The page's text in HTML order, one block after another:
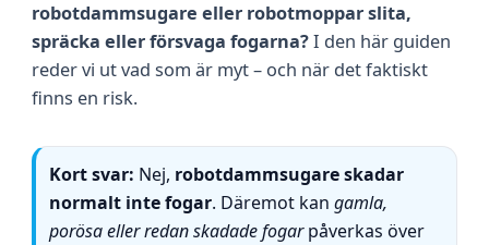
robotdammsugare eller robotmoppar slita,
spräcka eller försvaga fogarna?I den här guiden
reder vi ut vad som är myt – och när det faktiskt
finns en risk.
Kort svar: Nej, robotdammsugare skadar
normalt inte fogar. Däremot kan gamla,
porösa eller redan skadade fogarpåverkas över